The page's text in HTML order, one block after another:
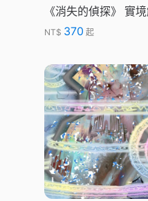
《消失的偵探》 實
NT$ 370 起